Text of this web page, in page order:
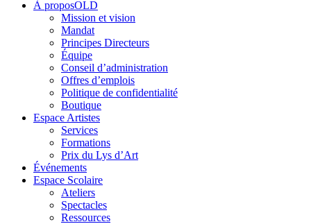
À proposOLD
Mission et vision
Mandat
Principes Directeurs
Équipe
Conseil d’administration
Offres d’emplois
Politique de confidentialité
Boutique
Espace Artistes
Services
Formations
Prix du Lys d’Art
Événements
Espace Scolaire
Ateliers
Spectacles
Ressources